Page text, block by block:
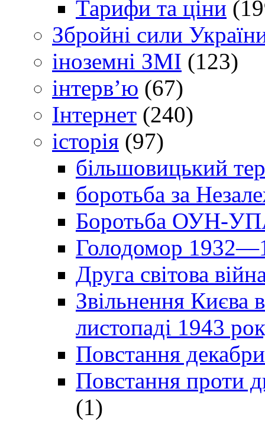
Тарифи та ціни
Збройні сили
іноземні ЗМІ (123)
інтерв’ю (67)
Інтернет (240)
історія (97)
більшовицький
боротьба за
Боротьба ОУН-УПА
Голодомор
Друга світова
Звільнення Києва
листопаді 1943
Повстання
Повстання проти
(1)